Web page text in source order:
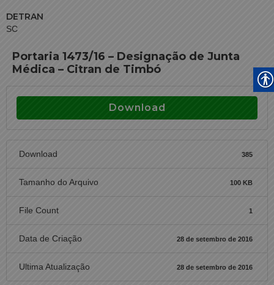
DETRAN
SC
Portaria 1473/16 – Designação de Junta
Médica – Citran de Timbó
Download
Download 385
Tamanho do Arquivo 100 KB
File Count 1
Data de Criação 28 de setembro de 2016
Ultima Atualização 28 de setembro de 2016